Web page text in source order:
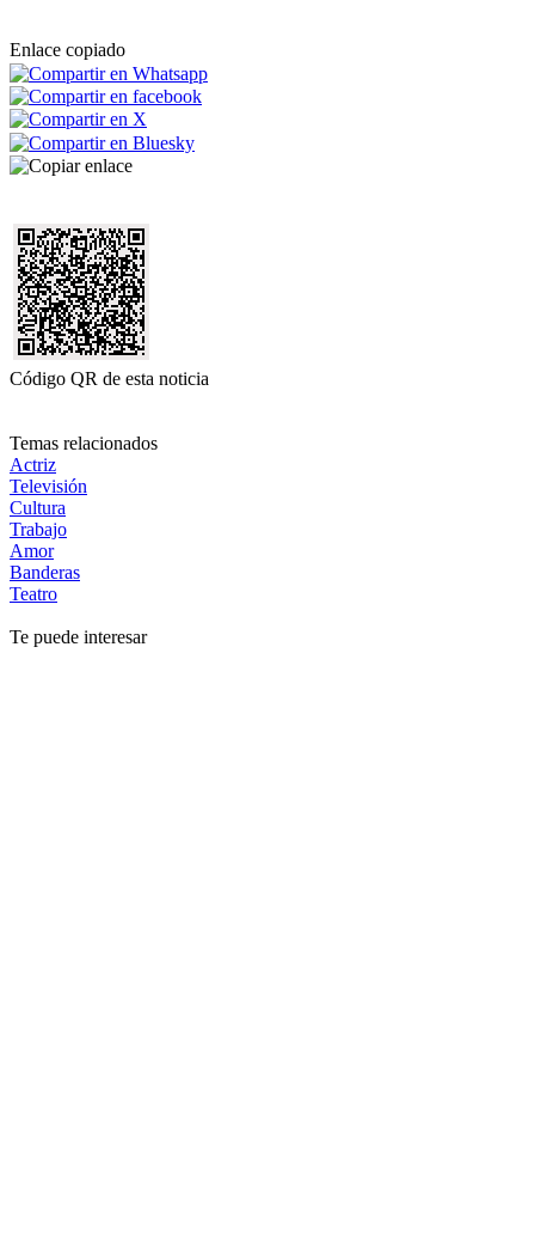
Enlace copiado
Código QR de esta noticia
Temas relacionados
Actriz
Televisión
Cultura
Trabajo
Amor
Banderas
Teatro
Te puede interesar